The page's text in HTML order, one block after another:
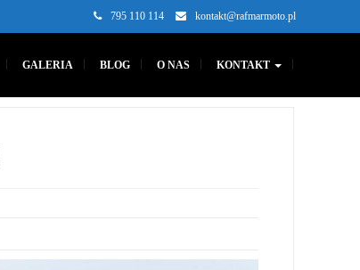
795 110 114 kontakt@rafmarmoto.pl
GALERIA BLOG O NAS KONTAKT